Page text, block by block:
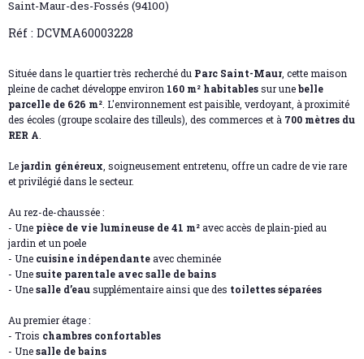
Saint-Maur-des-Fossés (94100)
Réf : DCVMA60003228
Située dans le quartier très recherché du Parc Saint-Maur, cette maison
pleine de cachet développe environ 160 m² habitablessur unebelle
parcelle de 626 m². L'environnement est paisible, verdoyant, à proximité
des écoles (groupe scolaire des tilleuls), des commerces et à 700 mètres du
RER A.
Lejardin généreux, soigneusement entretenu, offre un cadre de vie rare
et privilégié dans le secteur.
Au rez-de-chaussée :
- Une pièce de vie lumineuse de 41 m² avec accès de plain-pied au
jardin et un poele
- Une cuisine indépendante avec cheminée
- Unesuite parentale avec salle de bains
- Unesalle d’eausupplémentaire ainsi que des toilettes séparées
Au premier étage :
- Trois chambres confortables
- Unesalle de bains